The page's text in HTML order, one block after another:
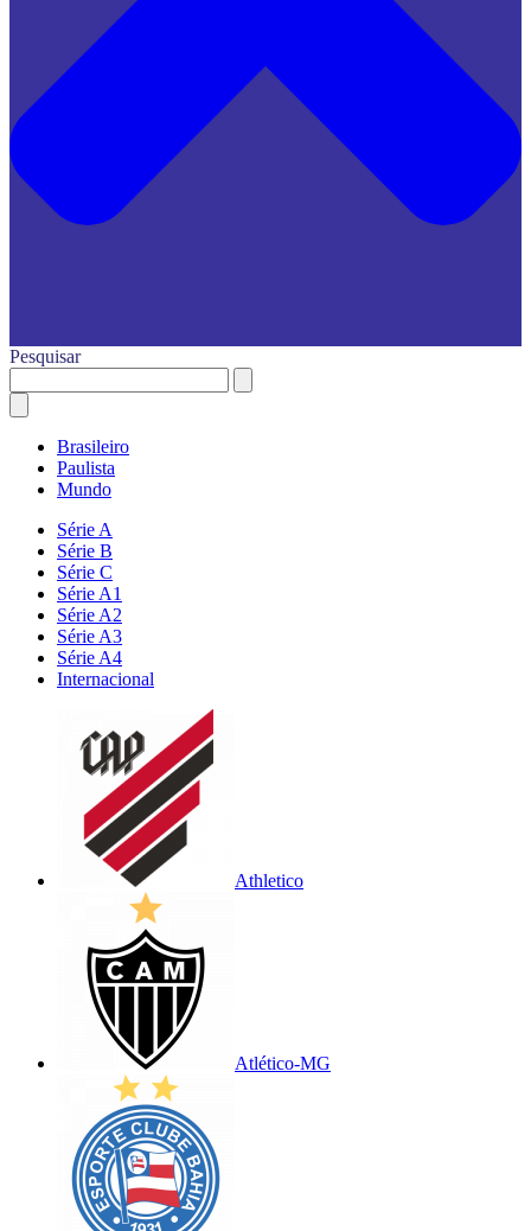
Pesquisar
Brasileiro
Paulista
Mundo
Série A
Série B
Série C
Série A1
Série A2
Série A3
Série A4
Internacional
Athletico
Atlético-MG